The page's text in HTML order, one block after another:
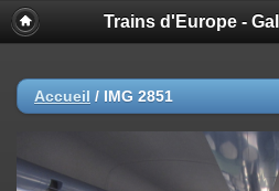
Trains d'Europe -
Accueil / IMG 2851